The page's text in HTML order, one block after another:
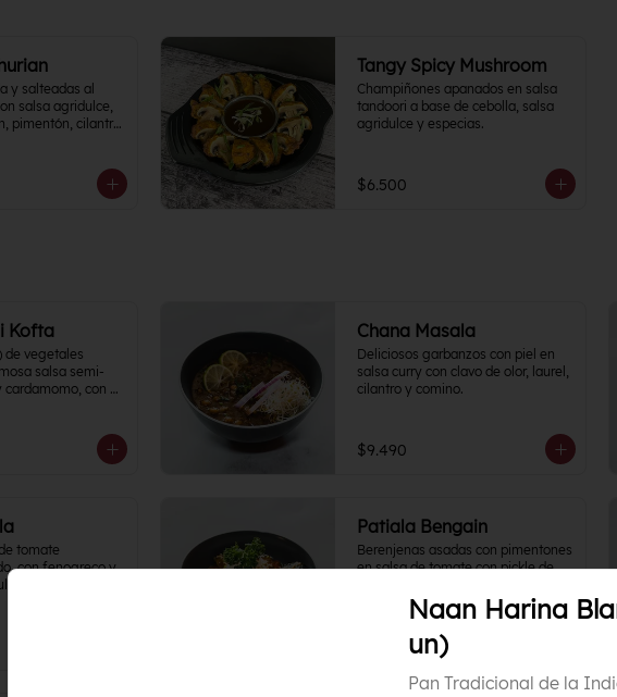
y salteadas al
salsa agridulce,
pimentón, cilantro,
Tangy Spicy Mushroom
Champiñones apanados en salsa
tandoori a base de cebolla, salsa
agridulce y especias.
$6.500
Kofta
de vegetales
salsa semi-
cardamomo, con
Chana Masala
Deliciosos garbanzos con piel en
salsa curry con clavo de olor, laurel,
cilantro y comino.
$9.490
tomate
con fenogreco y
acompáñalo
Patiala Bengain
Berenjenas asadas con pimentones
en salsa de tomate con pickle de
Naan Harina
un)
Pan Tradicional de la